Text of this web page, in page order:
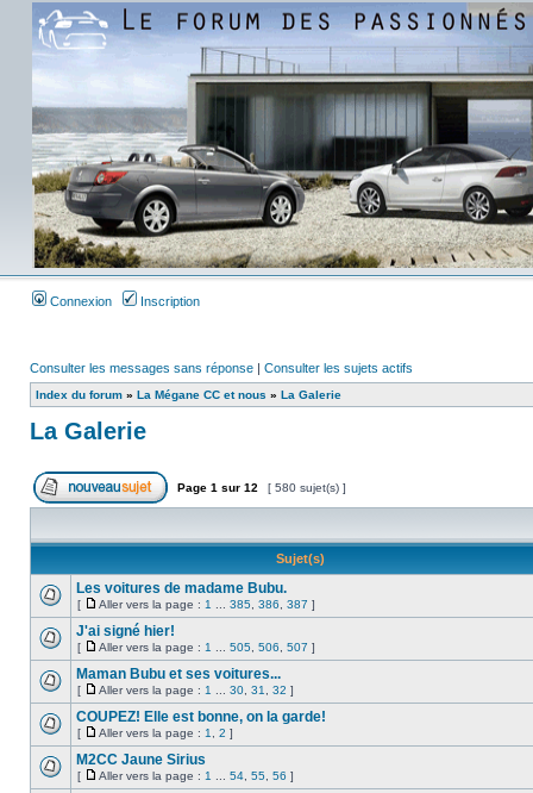
Connexion Inscription
Consulter les messages sans réponse | Consulter les sujets actifs
Index du forum » La Mégane CC et nous » La Galerie
La Galerie
Page 1 sur 12 [ 580 sujet(s) ]
Sujet(s)
Les voitures de madame Bubu.
[ Aller vers la page : 1 385 386 387 ]
J'ai signé hier!
[ Aller vers la page : 1 505 506 507 ]
Maman Bubu et ses voitures...
[ Aller vers la page : 1 30 31 32 ]
COUPEZ! Elle est bonne, on la garde!
[ Aller vers la page : 1 2 ]
M2CC Jaune Sirius
[ Aller vers la page : 1 54 55 56 ]